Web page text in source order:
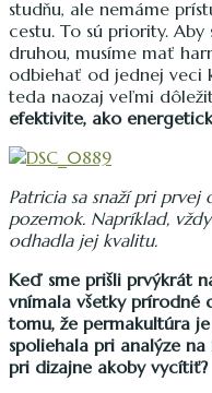
studňu, ale nemáme
cestu. To sú priority.
druhou, musíme mať
odbiehať od jednej veci
teda naozaj veľmi
efektivite, ako
Patricia sa snaží pri
pozemok. Napríklad,
odhadla jej kvalitu.
Keď sme prišli prvýkrát
vnímala všetky prírodné
tomu, že permakultúra
spoliehala pri analýze
pri dizajne akoby vycítiť?